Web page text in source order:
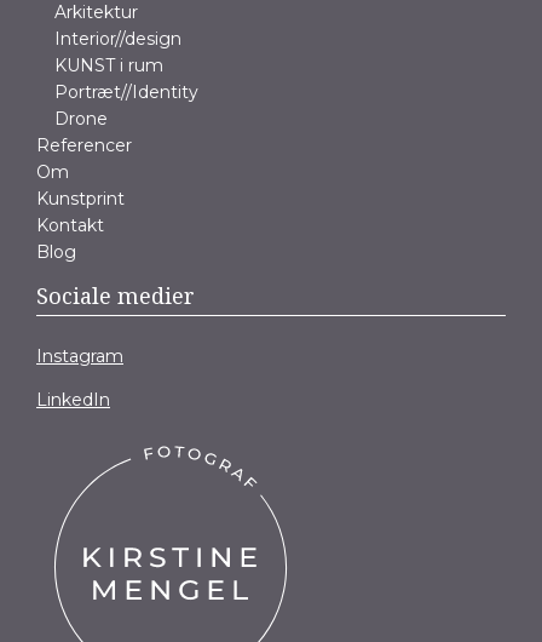
Arkitektur
Interior//design
KUNST i rum
Portræt//Identity
Drone
Referencer
Om
Kunstprint
Kontakt
Blog
Sociale medier
Instagram
LinkedIn